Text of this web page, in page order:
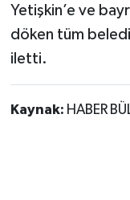
Yetişkin’e ve
döken tüm
iletti.
Kaynak: HABER